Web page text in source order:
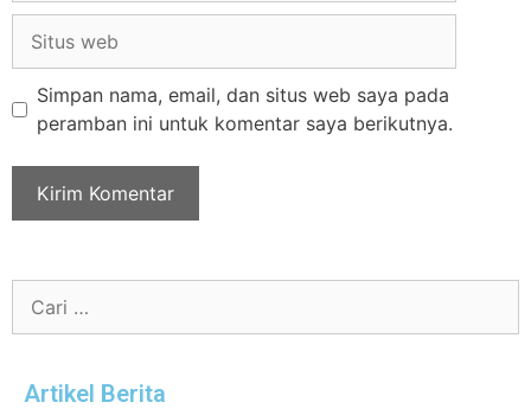
Simpan nama, email, dan situs web saya pada
peramban ini untuk komentar saya berikutnya.
Artikel Berita